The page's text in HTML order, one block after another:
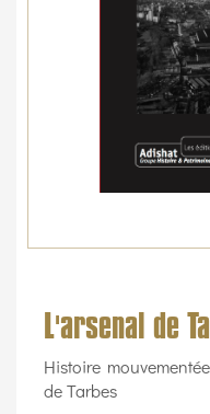
L'arsenal de
Histoire
de Tarbes